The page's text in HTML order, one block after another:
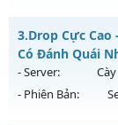
Antihack: XShield
ĐUA TOP NHẬN
WC FREE
Mu mới ra
WCOINC THẢ GA
3.Drop Cực Cao
Có Đánh Quái
- Server:
- Phiên Bản: